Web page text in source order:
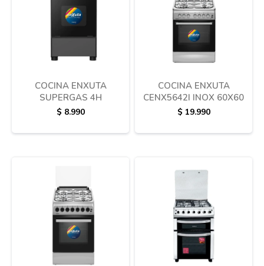
COCINA ENXUTA
SUPERGAS 4H
$ 8.990
COCINA ENXUTA
CENX5642I INOX 60X60
$ 19.990